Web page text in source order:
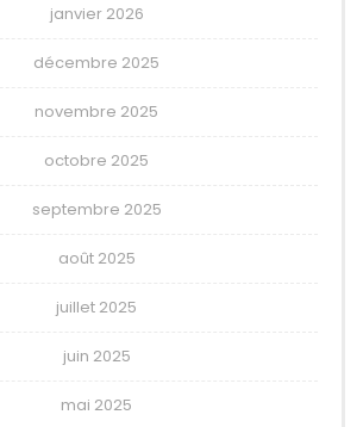
janvier 2026
décembre 2025
novembre 2025
octobre 2025
septembre 2025
août 2025
juillet 2025
juin 2025
mai 2025